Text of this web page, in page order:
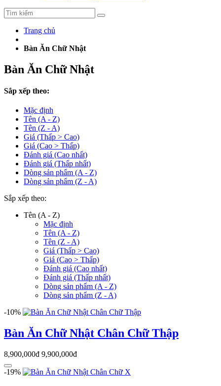
Trang chủ
Bàn Ăn Chữ Nhật
Bàn Ăn Chữ Nhật
Sắp xếp theo:
Mặc định
Tên (A - Z)
Tên (Z - A)
Giá (Thấp > Cao)
Giá (Cao > Thấp)
Đánh giá (Cao nhất)
Đánh giá (Thấp nhất)
Dòng sản phẩm (A - Z)
Dòng sản phẩm (Z - A)
Sắp xếp theo:
Tên (A - Z)
Mặc định
Tên (A - Z)
Tên (Z - A)
Giá (Thấp > Cao)
Giá (Cao > Thấp)
Đánh giá (Cao nhất)
Đánh giá (Thấp nhất)
Dòng sản phẩm (A - Z)
Dòng sản phẩm (Z - A)
-10%
Bàn Ăn Chữ Nhật Chân Chữ Thập
8,900,000đ 9,900,000đ
-19%